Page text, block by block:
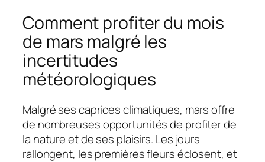
Comment profiter du mois
de mars malgré les
incertitudes
météorologiques
Malgré ses caprices climatiques, mars offre
de nombreuses opportunités de profiter de
la nature et de ses plaisirs. Les jours
rallongent, les premières fleurs éclosent, et